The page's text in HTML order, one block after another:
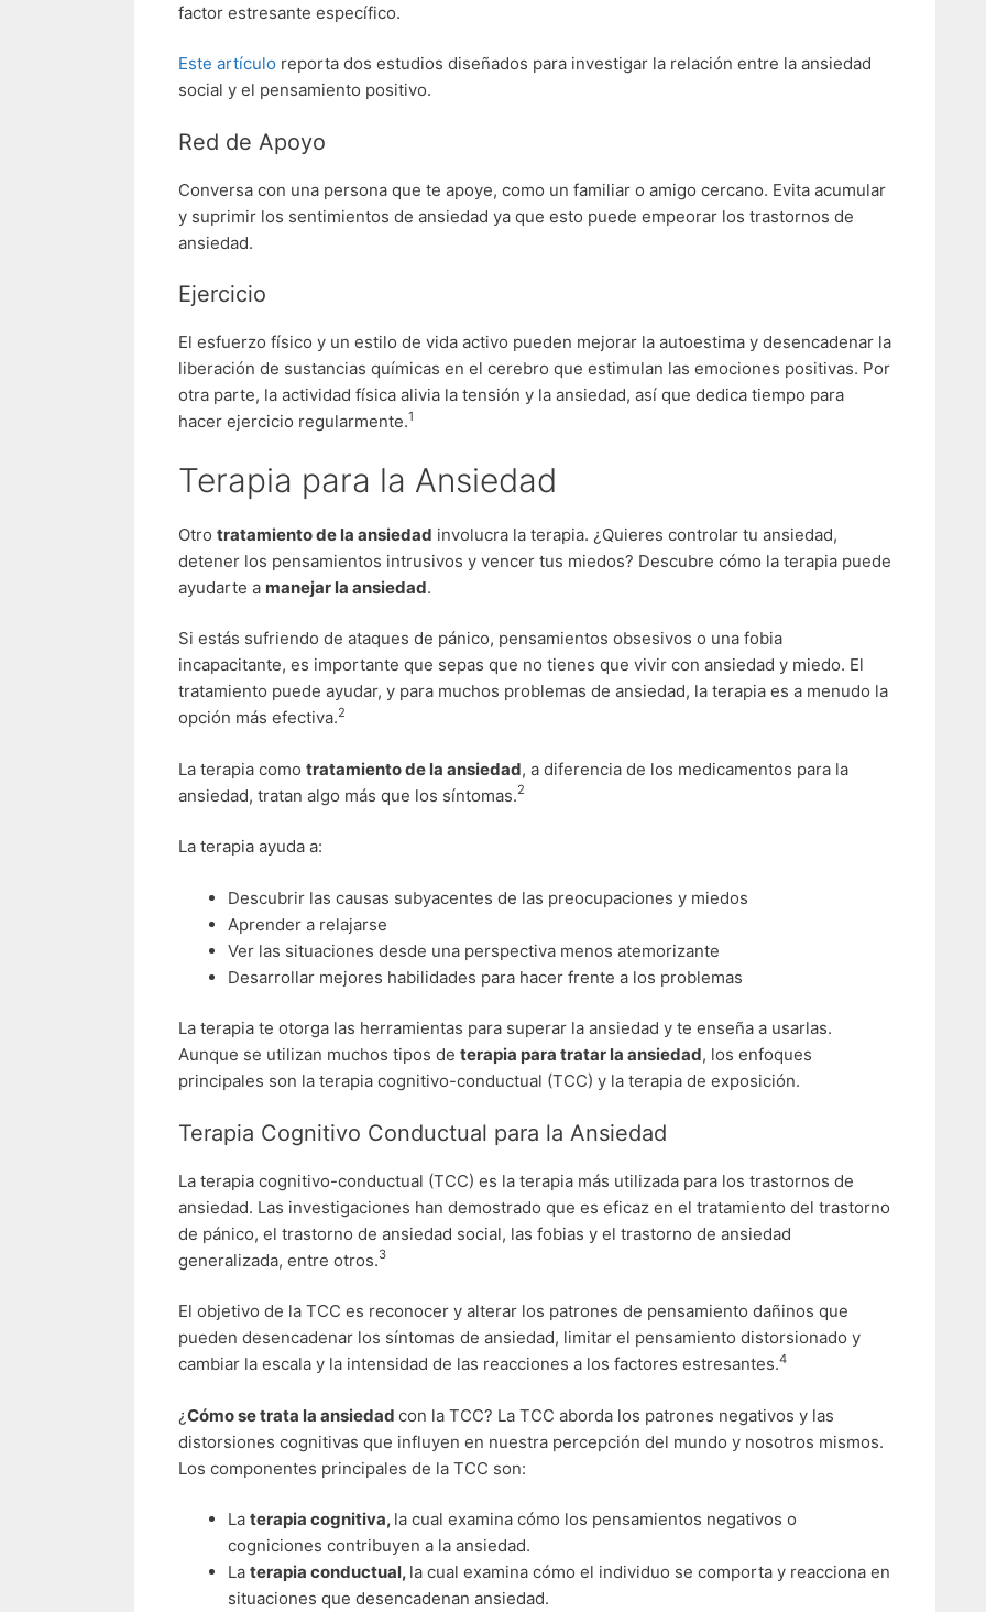
factor estresante específico.
Este artículo reporta dos estudios diseñados para investigar la relación entre la ansiedad
social y el pensamiento positivo.
Red de Apoyo
Conversa con una persona que te apoye, como un familiar o amigo cercano. Evita acumular
y suprimir los sentimientos de ansiedad ya que esto puede empeorar los trastornos de
ansiedad.
Ejercicio
El esfuerzo físico y un estilo de vida activo pueden mejorar la autoestima y desencadenar la
liberación de sustancias químicas en el cerebro que estimulan las emociones positivas. Por
otra parte, la actividad física alivia la tensión y la ansiedad, así que dedica tiempo para
hacer ejercicio regularmente.1
Terapia para la Ansiedad
Otro tratamiento de la ansiedad involucra la terapia. ¿Quieres controlar tu ansiedad,
detener los pensamientos intrusivos y vencer tus miedos? Descubre cómo la terapia puede
ayudarte a manejar la ansiedad.
Si estás sufriendo de ataques de pánico, pensamientos obsesivos o una fobia
incapacitante, es importante que sepas que no tienes que vivir con ansiedad y miedo. El
tratamiento puede ayudar, y para muchos problemas de ansiedad, la terapia es a menudo la
opción más efectiva.2
La terapia como tratamiento de la ansiedad, a diferencia de los medicamentos para la
ansiedad, tratan algo más que los síntomas.2
La terapia ayuda a:
Descubrir las causas subyacentes de las preocupaciones y miedos
Aprender a relajarse
Ver las situaciones desde una perspectiva menos atemorizante
Desarrollar mejores habilidades para hacer frente a los problemas
La terapia te otorga las herramientas para superar la ansiedad y te enseña a usarlas.
Aunque se utilizan muchos tipos de terapia para tratar la ansiedad, los enfoques
principales son la terapia cognitivo-conductual (TCC) y la terapia de exposición.
Terapia Cognitivo Conductual para la Ansiedad
La terapia cognitivo-conductual (TCC) es la terapia más utilizada para los trastornos de
ansiedad. Las investigaciones han demostrado que es eficaz en el tratamiento del trastorno
de pánico, el trastorno de ansiedad social, las fobias y el trastorno de ansiedad
generalizada, entre otros.3
El objetivo de la TCC es reconocer y alterar los patrones de pensamiento dañinos que
pueden desencadenar los síntomas de ansiedad, limitar el pensamiento distorsionado y
cambiar la escala y la intensidad de las reacciones a los factores estresantes.4
¿Cómo se trata la ansiedad con la TCC? La TCC aborda los patrones negativos y las
distorsiones cognitivas que influyen en nuestra percepción del mundo y nosotros mismos.
Los componentes principales de la TCC son:
La terapia cognitiva, la cual examina cómo los pensamientos negativos o
cogniciones contribuyen a la ansiedad.
La terapia conductual, la cual examina cómo el individuo se comporta y reacciona en
situaciones que desencadenan ansiedad.